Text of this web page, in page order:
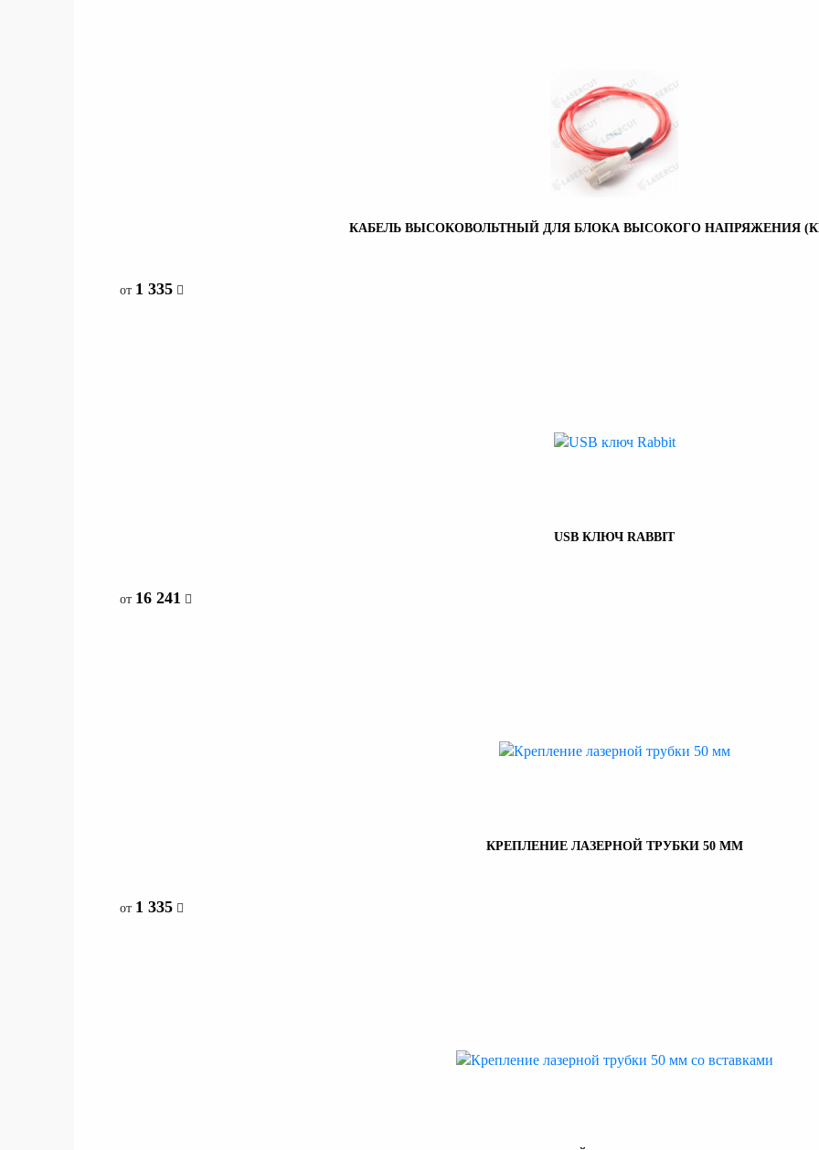
КАБЕЛЬ ВЫСОКОВОЛЬТНЫЙ ДЛЯ БЛОКА ВЫСОКОГО НАПРЯЖЕНИЯ
от 1 335
со склада
1 335
USB КЛЮЧ RABBIT
от 16 241
со склада
16 241
КРЕПЛЕНИЕ ЛАЗЕРНОЙ ТРУБКИ 50 ММ
от 1 335
со склада
1 335